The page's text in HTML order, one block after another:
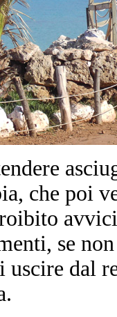
che poi
se
uscire dal